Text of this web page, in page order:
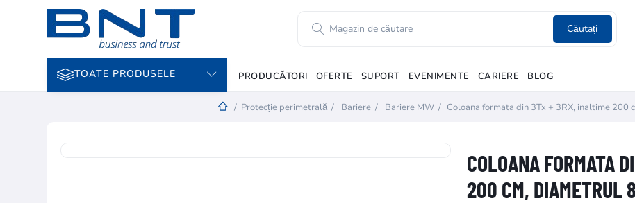
Căutați
TOATE PRODUSELE PRODUCĂTORI OFERTE SUPORT EVENIMENTE CARIERE BLOG
/ Protecție perimetrală / Bariere / Bariere MW / Coloana formata din 3Tx + 3RX, inaltime 200
COLOANA FORMATA
200 CM, DIAMETRUL